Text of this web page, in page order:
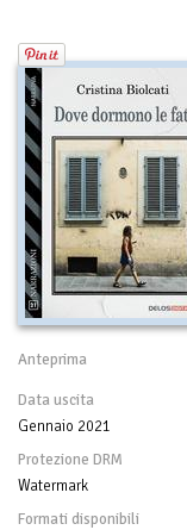
Anteprima
Data uscita
Gennaio 2021
Protezione DRM
Watermark
Formati disponibili